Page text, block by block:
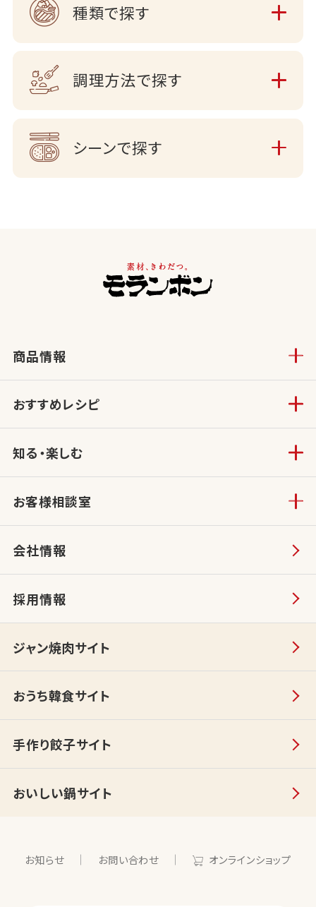
種類で探す
調理方法で探す
シーンで探す
商品情報
おすすめレシピ
知る・楽しむ
お客様相談室
会社情報
採用情報
ジャン焼肉サイト
おうち韓食サイト
手作り餃子サイト
おいしい鍋サイト
お知らせ お問い合わせ オンラインショップ